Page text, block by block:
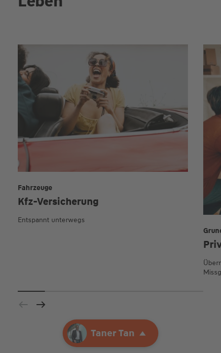
Ihre AgenturTaner Tan
Taner Tan
Kfz-Versicherung
Fahrzeuge
Entspannt unterwegs